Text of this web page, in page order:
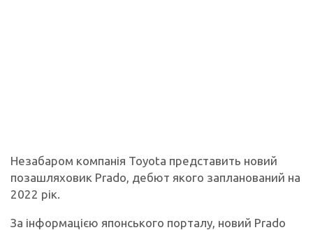
Незабаром компанія Toyota представить новий
позашляховик Prado, дебют якого запланований на
2022 рік.
За інформацією японського порталу, новий Prado